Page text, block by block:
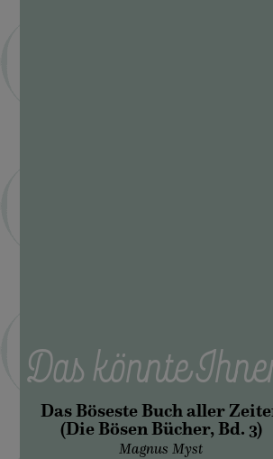
Das könnte
Das Böseste Buch aller
(Die Bösen Bücher, Bd. 3)
Magnus Myst